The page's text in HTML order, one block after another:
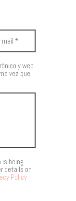
y web
vez que
being
details on
Policy